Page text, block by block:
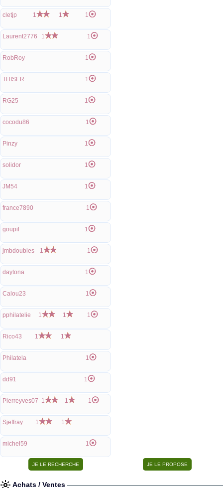
cletjp 1 1 1
Laurent2776 1 1
RobRoy 1
THISER 1
RG25 1
cocodu86 1
Pinzy 1
solidor 1
JM54 1
france7890 1
goupil 1
jmbdoubles 1 1
daytona 1
Calou23 1
pphilatelie 1 1 1
Rico43 1 1
Philatela 1
dd91 1
Pierreyves07 1 1 1
Sjeffray 1 1
michel59 1
Achats / Ventes